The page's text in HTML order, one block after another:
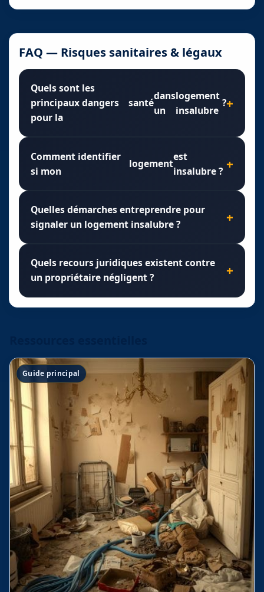
FAQ — Risques sanitaires & légaux
Quels sont les
principaux dangers
pour la
santé
dans
un
logement
insalubre
?
Comment identifier
si mon
logement
est
insalubre ?
Quelles démarches entreprendre pour
signaler un logement insalubre ?
Quels recours juridiques existent contre
un propriétaire négligent ?
Guide principal